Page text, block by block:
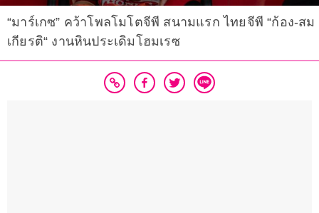
“มาร์เกซ” คว้าโพลโมโตจีพี สนามแรก ไทยจีพี “ก้อง-สม
เกียรติ“ งานหินประเดิมโฮมเรซ